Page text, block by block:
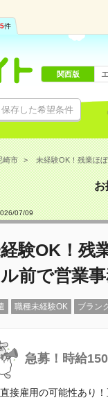
件
保存した希望条件
関西版
崎市 未経験OK！残業ほ
お
/07/09
験OK！残
前で営業
職種未経験OK ブラン
急募！時給
直接雇用の可能性あり